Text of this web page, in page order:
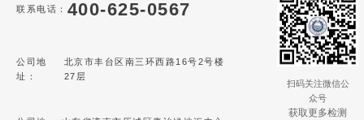
联系电话： 400-625-0567
公司地
址：
北京市丰台区南三环西路16号2号楼
27层
扫码关注微信公
众号
获取更多检测